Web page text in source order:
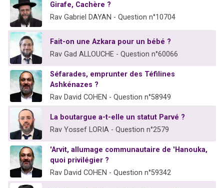
Girafe, Cachère ?
Rav Gabriel DAYAN - Question n°10704
Fait-on une Azkara pour un bébé ?
Rav Gad ALLOUCHE - Question n°60066
Séfarades, emprunter des Téfilines
Ashkénazes ?
Rav David COHEN - Question n°58949
La boutargue a-t-elle un statut Parvé ?
Rav Yossef LORIA - Question n°2579
'Arvit, allumage communautaire de 'Hanouka,
quoi privilégier ?
Rav David COHEN - Question n°59342